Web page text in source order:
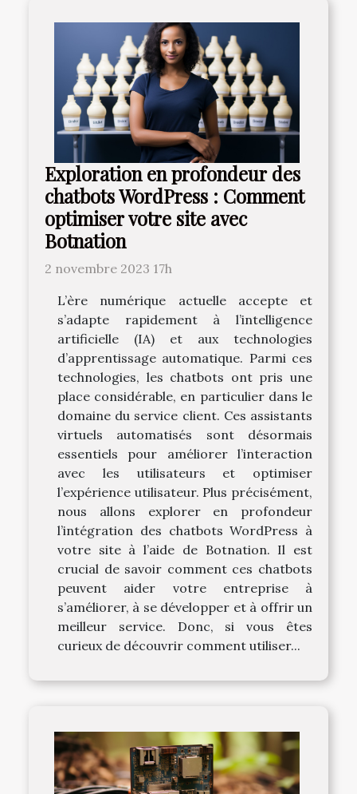
Exploration en profondeur des
chatbots WordPress : Comment
optimiser votre site avec
Botnation
2 novembre 2023 17h
L’ère numérique actuelle accepte et
s’adapte rapidement à l’intelligence
artificielle (IA) et aux technologies
d’apprentissage automatique. Parmi ces
technologies, les chatbots ont pris une
place considérable, en particulier dans le
domaine du service client. Ces assistants
virtuels automatisés sont désormais
essentiels pour améliorer l’interaction
avec les utilisateurs et optimiser
l’expérience utilisateur. Plus précisément,
nous allons explorer en profondeur
l’intégration des chatbots WordPress à
votre site à l’aide de Botnation. Il est
crucial de savoir comment ces chatbots
peuvent aider votre entreprise à
s’améliorer, à se développer et à offrir un
meilleur service. Donc, si vous êtes
curieux de découvrir comment utiliser...